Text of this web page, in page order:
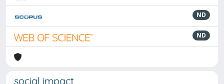
ND
ND
social impact